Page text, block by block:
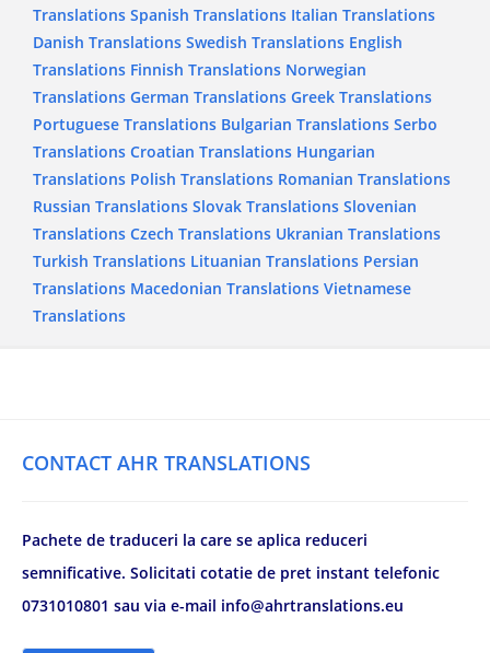
Translations Spanish Translations Italian Translations
Danish Translations Swedish Translations English
Translations Finnish Translations Norwegian
Translations German Translations Greek Translations
Portuguese Translations Bulgarian Translations Serbo
Translations Croatian Translations Hungarian
Translations Polish Translations Romanian Translations
Russian Translations Slovak Translations Slovenian
Translations Czech Translations Ukranian Translations
Turkish Translations Lituanian Translations Persian
Translations Macedonian Translations Vietnamese
Translations
CONTACT AHR TRANSLATIONS
Pachete de traduceri la care se aplica reduceri
semnificative. Solicitati cotatie de pret instant telefonic
0731010801 sau via e-mail info@ahrtranslations.eu